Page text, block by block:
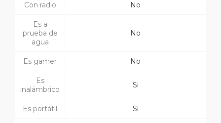
Con radio No
Es a
prueba de
agua
No
Es gamer No
Es
inalámbrico
Si
Es portátil Si